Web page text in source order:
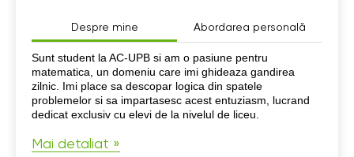
Despre mine Abordarea personală
Despre mine
Sunt student la AC-UPB si am o pasiune pentru
matematica, un domeniu care imi ghideaza gandirea
zilnic. Imi place sa descopar logica din spatele
problemelor si sa impartasesc acest entuziasm, lucrand
dedicat exclusiv cu elevi de la nivelul de liceu.
Mai detaliat »